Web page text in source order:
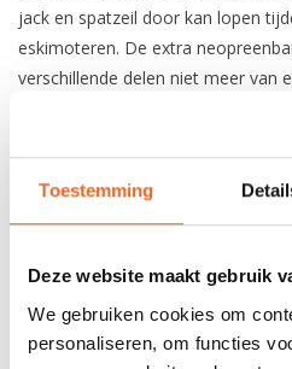
Toestemming
Deze website maakt gebruik
We gebruiken cookies om
personaliseren, om functies
jack en spatzeil door kan lopen
eskimoteren. De extra
verschillende delen niet meer van
Dubbele schacht met
tailleband
worden
Fleece gevoerde hals
2 spatwaterdichte
Reflecterende details